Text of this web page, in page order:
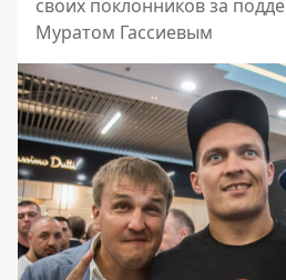
своих поклонников за
Муратом Гассиевым